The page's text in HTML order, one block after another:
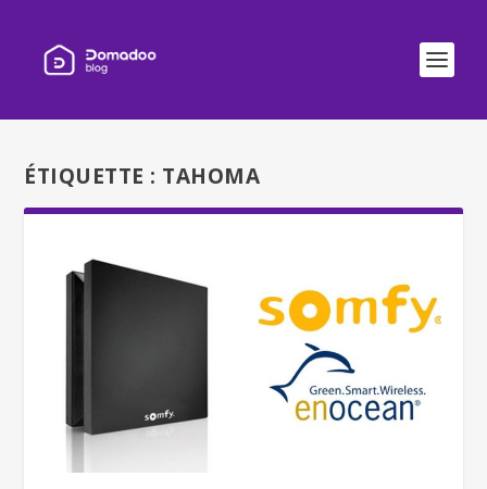
ÉTIQUETTE : TAHOMA